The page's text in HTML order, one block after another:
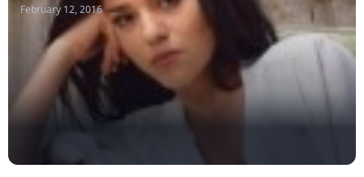
February 12, 2016